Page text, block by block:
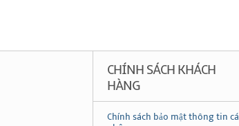
CHÍNH SÁCH KHÁCH
HÀNG
Chính sách bảo mật thông tin cá